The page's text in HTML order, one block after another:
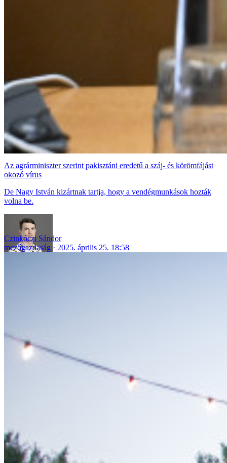
Az agrárminiszter szerint pakisztáni eredetű a száj- és körömfájást
okozó vírus
De Nagy István kizártnak tartja, hogy a vendégmunkások hozták
volna be.
Czinkóczi Sándor
mezőgazdaság
2025. április 25. 18:58